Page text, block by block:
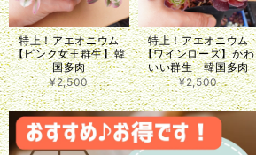
特上！アエオニウム
【ピンク女王群生】韓
国多肉
¥2,500
特上！アエオニウム
【ワインローズ】かわ
いい群生 韓国多肉
¥2,500